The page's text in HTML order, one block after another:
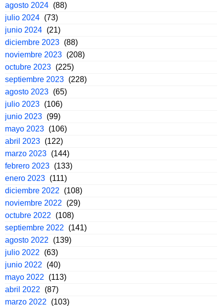
agosto 2024 (88)
julio 2024 (73)
junio 2024 (21)
diciembre 2023 (88)
noviembre 2023 (208)
octubre 2023 (225)
septiembre 2023 (228)
agosto 2023 (65)
julio 2023 (106)
junio 2023 (99)
mayo 2023 (106)
abril 2023 (122)
marzo 2023 (144)
febrero 2023 (133)
enero 2023 (111)
diciembre 2022
(108)
noviembre 2022
(29)
octubre 2022
(108)
septiembre 2022
(141)
agosto 2022
(139)
julio 2022
(63)
junio 2022
(40)
mayo 2022
(113)
abril 2022
(87)
marzo 2022
(103)